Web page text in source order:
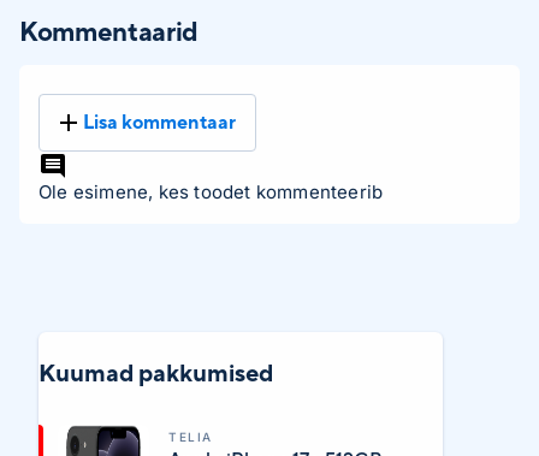
Kommentaarid
Lisa kommentaar
Ole esimene, kes toodet kommenteerib
Kuumad pakkumised
TELIA